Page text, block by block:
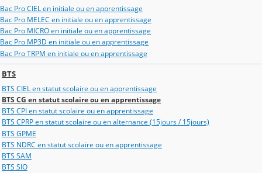
Bac Pro CIEL en initiale ou en apprentissage
Bac Pro MELEC en initiale ou en apprentissage
Bac Pro MICRO en initiale ou en apprentissage
Bac Pro MP3D en initiale ou en apprentissage
Bac Pro TRPM en initiale ou en apprentissage
BTS
BTS CIEL en statut scolaire ou en apprentissage
BTS CG en statut scolaire ou en apprentissage
BTS CPI en statut scolaire ou en apprentissage
BTS CPRP en statut scolaire ou en alternance (15jours / 15jours)
BTS GPME
BTS NDRC en statut scolaire ou en apprentissage
BTS SAM
BTS SIO